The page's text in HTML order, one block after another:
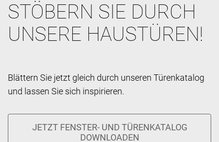
STÖBERN SIE DURCH
UNSERE HAUSTÜREN!
Blättern Sie jetzt gleich durch unseren Türenkatalog
und lassen Sie sich inspirieren.